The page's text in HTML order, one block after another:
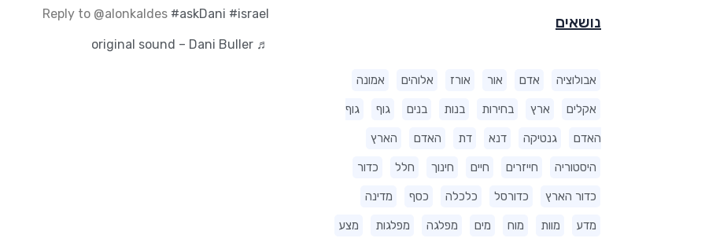
נושאים
אבולוציה אדם אור אורז אלוהים אמונה
אקלים ארץ בחירות בנות בנים גוף גוף
האדם גנטיקה דנא דת האדם הארץ
היסטוריה חייזרים חיים חינוך חלל כדור
כדור הארץ כדורסל כלכלה כסף מדינה
מדע מוות מוח מים מפלגה מפלגות מצע
Reply to @alonkaldes #askDani #israel
♬ original sound – Dani Buller